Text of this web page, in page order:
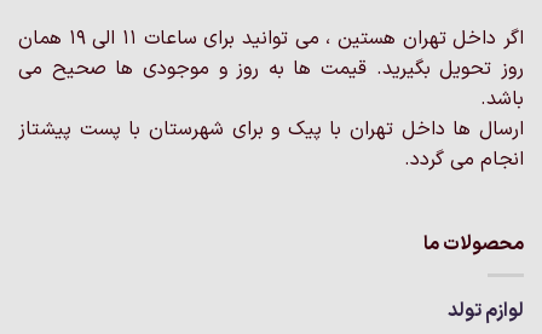
اگر داخل تهران هستین ، می توانید برای ساعات 11 الی 19 همان
روز تحویل بگیرید. قیمت ها به روز و موجودی ها صحیح می
باشد.
ارسال ها داخل تهران با پیک و برای شهرستان با پست پیشتاز
انجام می گردد.
محصولات ما
لوازم تولد